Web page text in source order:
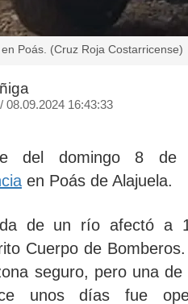
Poás. (Cruz Roja Costarricense)
08.09.2024 16:43:33
del domingo 8 de
en Poás de Alajuela.
de un río afectó a
Cuerpo de
seguro, pero una
unos días fue